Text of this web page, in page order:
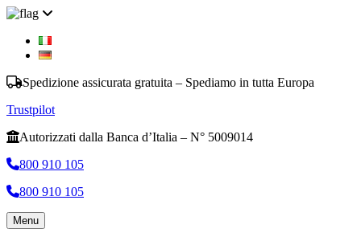
Spedizione assicurata gratuita – Spediamo in tutta Europa
Trustpilot
Autorizzati dalla Banca d’Italia – N° 5009014
800 910 105
800 910 105
Menu